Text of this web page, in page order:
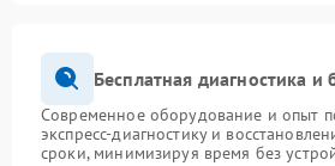
Бесплатная диагностика
Современное оборудование и опыт
экспресс-диагностику и
сроки, минимизируя время без